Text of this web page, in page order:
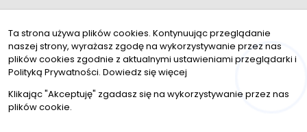
796 856 532
Znajdziesz nas tu
Ta strona używa plików cookies. Kontynuując przeglądanie
naszej strony, wyrażasz zgodę na wykorzystywanie przez nas
plików cookies zgodnie z aktualnymi ustawieniami przeglądarki i
Polityką Prywatności. Dowiedz się więcej
Klikając "Akceptuję" zgadasz się na wykorzystywanie przez nas
plików cookie.